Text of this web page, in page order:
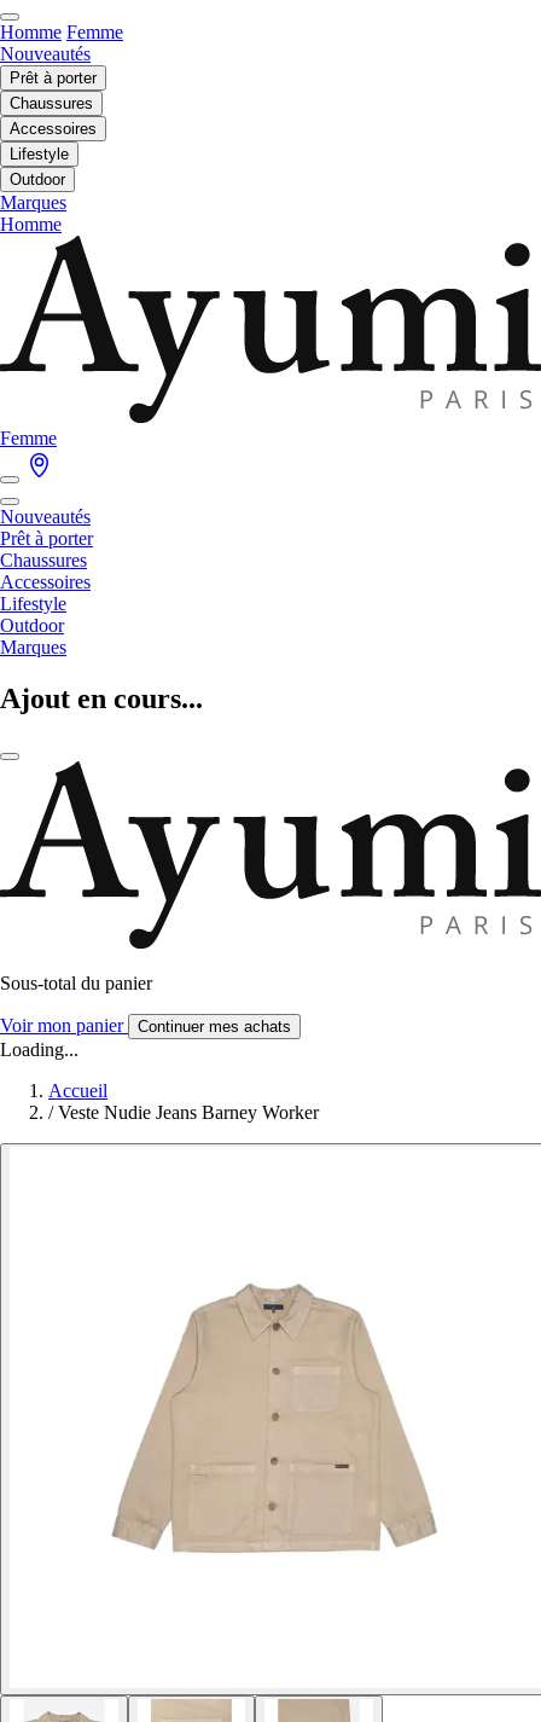
Homme Femme
Nouveautés
Prêt à porter
Chaussures
Accessoires
Lifestyle
Outdoor
Marques
Homme
Femme
Nouveautés
Prêt à porter
Chaussures
Accessoires
Lifestyle
Outdoor
Marques
Ajout en cours...
Sous-total du panier
Voir mon panier Continuer mes achats
Loading...
Accueil
/ Veste Nudie Jeans Barney Worker